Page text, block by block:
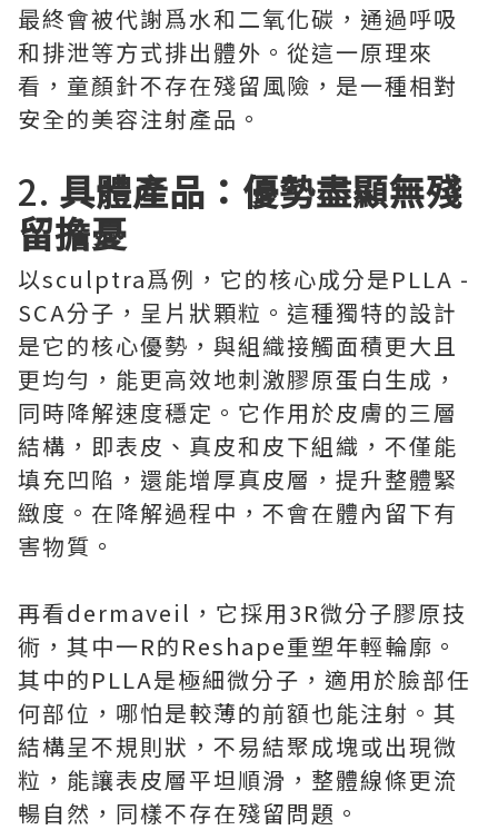
最終會被代謝爲水和二氧化碳，通過呼吸
和排泄等方式排出體外。從這一原理來
看，童顏針不存在殘留風險，是一種相對
安全的美容注射產品。
2. 具體產品：優勢盡顯無殘
留擔憂
以sculptra爲例，它的核心成分是PLLA -
SCA分子，呈片狀顆粒。這種獨特的設計
是它的核心優勢，與組織接觸面積更大且
更均勻，能更高效地刺激膠原蛋白生成，
同時降解速度穩定。它作用於皮膚的三層
結構，即表皮、真皮和皮下組織，不僅能
填充凹陷，還能增厚真皮層，提升整體緊
緻度。在降解過程中，不會在體內留下有
害物質。
再看dermaveil，它採用3R微分子膠原技
術，其中一R的Reshape重塑年輕輪廓。
其中的PLLA是極細微分子，適用於臉部任
何部位，哪怕是較薄的前額也能注射。其
結構呈不規則狀，不易結聚成塊或出現微
粒，能讓表皮層平坦順滑，整體線條更流
暢自然，同樣不存在殘留問題。